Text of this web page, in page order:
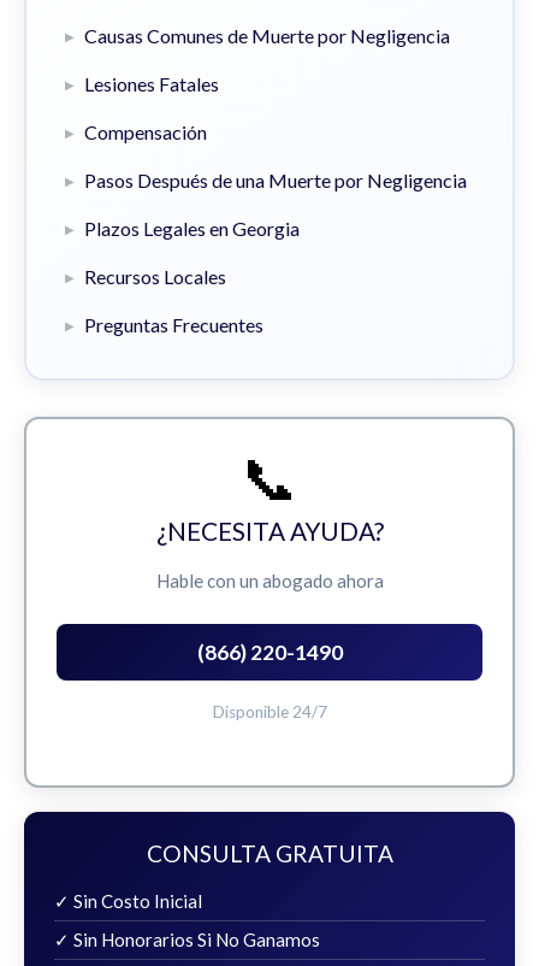
Causas Comunes de Muerte por Negligencia
Lesiones Fatales
Compensación
Pasos Después de una Muerte por Negligencia
Plazos Legales en Georgia
Recursos Locales
Preguntas Frecuentes
📞
¿NECESITA AYUDA?
Hable con un abogado ahora
(866) 220-1490
Disponible 24/7
CONSULTA GRATUITA
✓ Sin Costo Inicial
✓ Sin Honorarios Si No Ganamos